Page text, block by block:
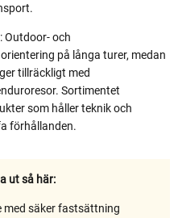
Outdoor- och
på långa turer, medan
tillräckligt med
Sortimentet
som håller teknik och
förhållanden.
ut så här:
med säker fastsättning